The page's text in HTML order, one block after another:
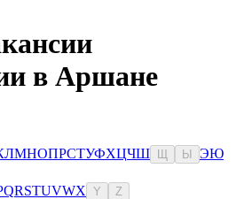
в Аршане
ЛМНОПРСТУФХЦЧШ Ы ЭЮ
QRSTUVWX Y Z